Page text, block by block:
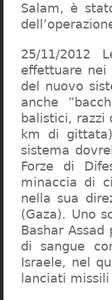
Salam, è
25/11/2012
effettuare nei
del nuovo
anche
balistici, razzi
km di
sistema
Forze di
minaccia di
nella sua
(Gaza). Uno
Bashar
di sangue
Israele, nel
lanciati missili